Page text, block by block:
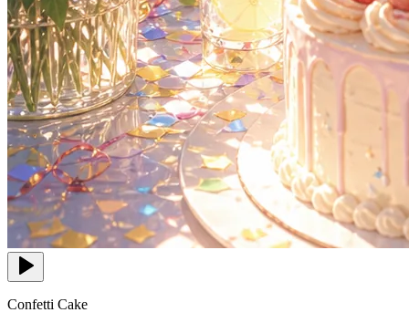
Confetti Cake